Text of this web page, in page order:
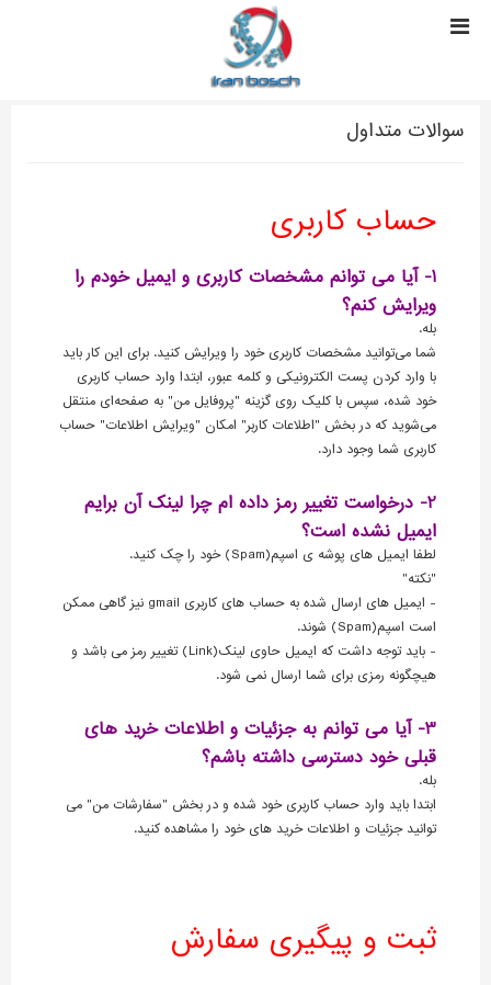
سوالات متداول
حساب کاربری
1- آیا می توانم مشخصات کاربری و ایمیل خودم را
ویرایش کنم؟
بله.
شما می‏‌توانید مشخصات کاربری خود را ویرایش کنید. برای این کار باید
با وارد کردن پست الکترونیکی و کلمه عبور، ابتدا وارد حساب کاربری
خود شده، سپس با کلیک روی گزینه "پروفایل من" به صفحه‏‌ای منتقل
می‏‌شوید که در بخش "اطلاعات کاربر" امکان "ویرایش اطلاعات" حساب
کاربری شما وجود دارد.
2- درخواست تغییر رمز داده ام چرا لینک آن برایم
ایمیل نشده است؟
لطفا ایمیل های پوشه ی اسپم(Spam) خود را چک کنید.
"نکته"
- ایمیل های ارسال شده به حساب های کاربری gmail نیز گاهی ممکن
است اسپم(Spam) شوند.
- باید توجه داشت که ایمیل حاوی لینک(Link) تغییر رمز می باشد و
هیچگونه رمزی برای شما ارسال نمی شود.
3- آیا می توانم به جزئیات و اطلاعات خرید های
قبلی خود دسترسی داشته باشم؟
بله.
ابتدا باید وارد حساب کاربری خود شده و در بخش "سفارشات من" می
توانید جزئیات و اطلاعات خرید های خود را مشاهده کنید.
ثبت و پیگیری سفارش